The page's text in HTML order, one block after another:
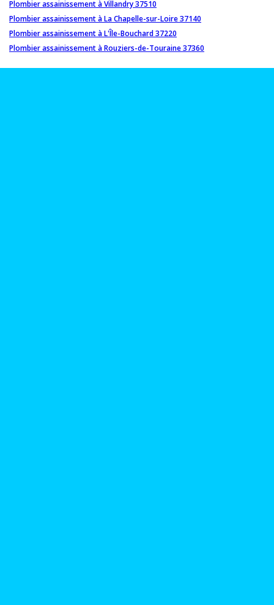
Plombier assainissement à Villandry 37510
Plombier assainissement à La Chapelle-sur-Loire 37140
Plombier assainissement à L'Île-Bouchard 37220
Plombier assainissement à Rouziers-de-Touraine 37360